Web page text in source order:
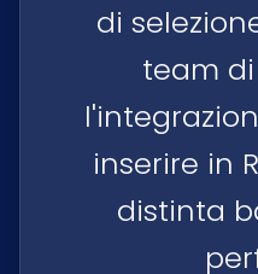
di
team
inserire in
distinta